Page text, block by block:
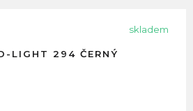
skladem
LIGHT 294 ČERNÝ